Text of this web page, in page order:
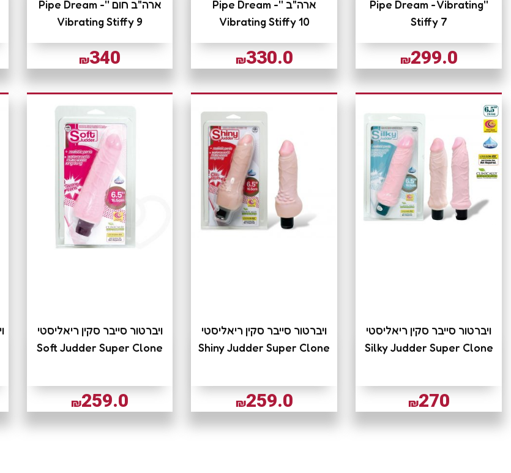
''Pipe Dream - Vibrating
Stiffy 7
₪299.0
ארה"ב ''Pipe Dream -
Vibrating Stiffy 10
₪330.0
ארה"ב חום ''Pipe Dream -
Vibrating Stiffy 9
₪340
ויברטור סייבר סקין ריאליסטי
Silky Judder Super Clone
₪270
ויברטור סייבר סקין ריאליסטי
Shiny Judder Super Clone
₪259.0
ויברטור סייבר סקין ריאליסטי
Soft Judder Super Clone
₪259.0